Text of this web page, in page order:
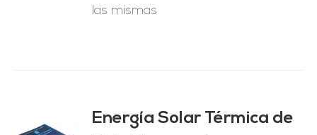
las mismas
Energía Solar Térmica de